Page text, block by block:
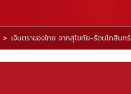
เงินตราของไทย จากสุโขทัย-รัตนโกสินทร์